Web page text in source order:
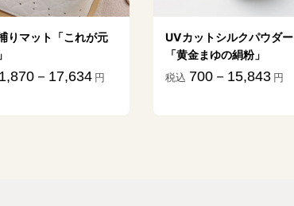
りマット「これが元
1,870－17,634 円
UVカットシルクパウダー
「黄金まゆの絹粉」
税込 700－15,843 円